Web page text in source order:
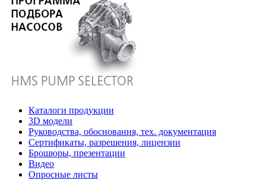
Каталоги продукции
3D модели
Руководства, обоснования, тех. документация
Сертификаты, разрешения, лицензии
Брошюры, презентации
Видео
Опросные листы